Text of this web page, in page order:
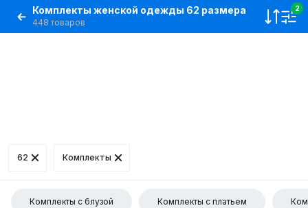
Комплекты женской одежды 62 размера
448 товаров
2
62 Комплекты
Комплекты с блузой Комплекты с платьем